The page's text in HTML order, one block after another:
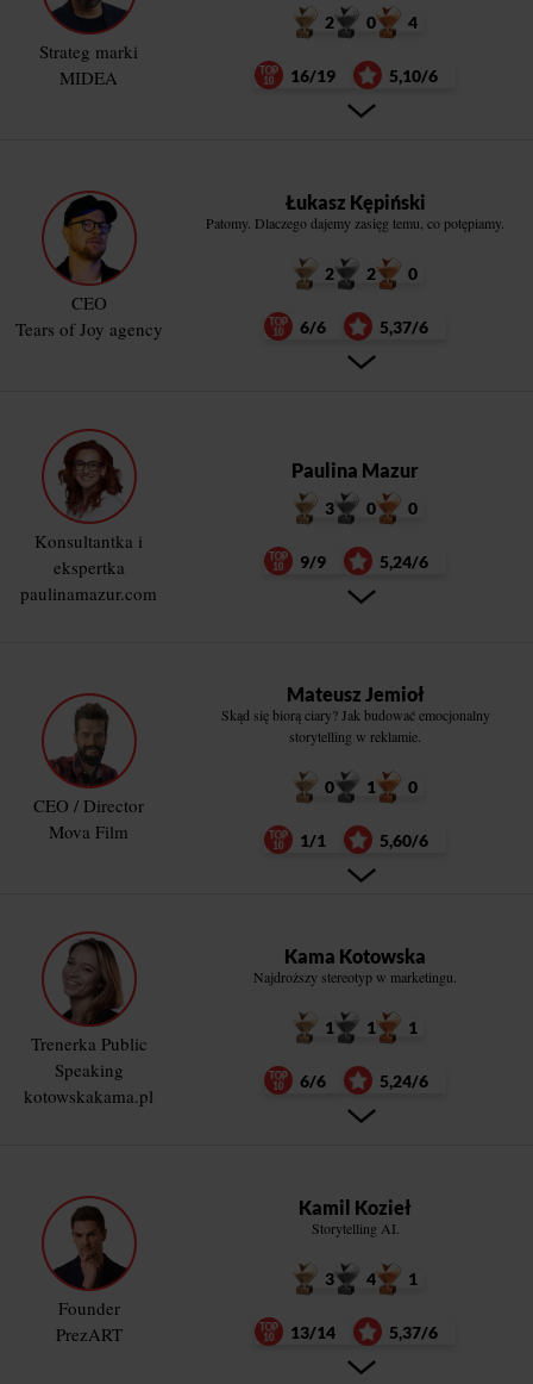
Strateg marki
MIDEA
2 0 4
16/19 5,10/6
CEO
Tears of Joy agency
Łukasz Kępiński
Patomy. Dlaczego dajemy zasięg temu, co potępiamy.
2 2 0
6/6 5,37/6
Konsultantka i
ekspertka
paulinamazur.com
Paulina Mazur
3 0 0
9/9 5,24/6
CEO / Director
Mova Film
Mateusz Jemioł
Skąd się biorą ciary? Jak budować emocjonalny
storytelling w reklamie.
0 1 0
1/1 5,60/6
Trenerka Public
Speaking
kotowskakama.pl
Kama Kotowska
Najdroższy stereotyp w marketingu.
1 1 1
6/6 5,24/6
Founder
PrezART
Kamil Kozieł
Storytelling AI.
3 4 1
13/14 5,37/6